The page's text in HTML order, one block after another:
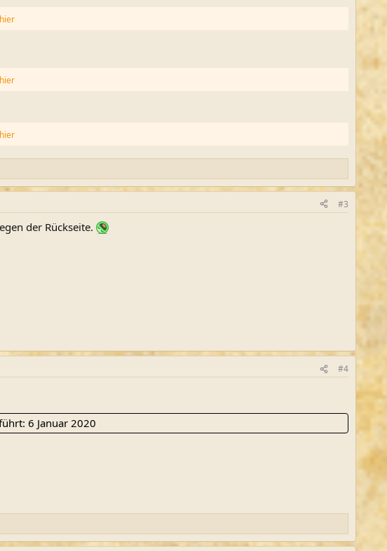
#3
der Rückseite.
#4
6 Januar 2020